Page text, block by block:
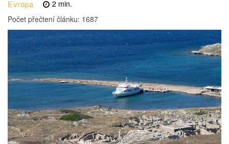
Evropa 2 min.
Počet přečtení článku: 1687